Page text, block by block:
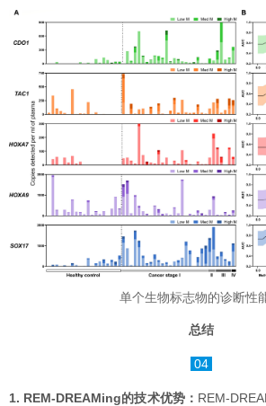
单个生物标志物的诊断性
总结
04
1. REM-DREAMing的技术优势： REM-